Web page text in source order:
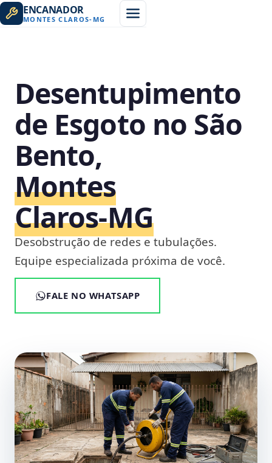
ENCANADOR
MONTES CLAROS- MG
Desentupimento
de Esgoto no São
Bento,
Montes
Claros‑MG
Desobstrução de redes e tubulações.
Equipe especializada próxima de você.
FALE NO WHATSAPP